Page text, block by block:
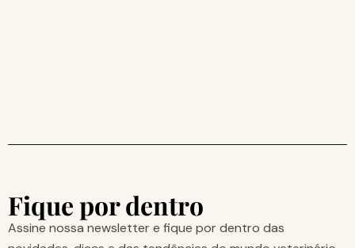
Fique por dentro
Assine nossa newsletter e fique por dentro das